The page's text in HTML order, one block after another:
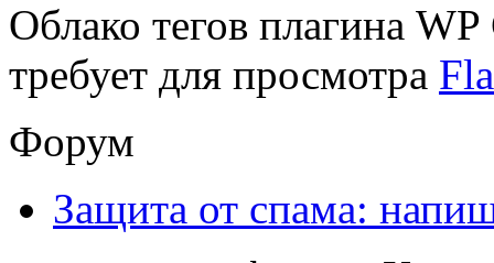
Облако тегов плагина
требует для просмотра
Форум
Защита от спама: